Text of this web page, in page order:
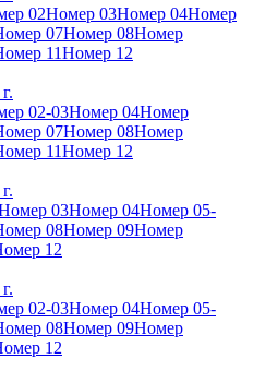
02Номер 03Номер 04Номер
07Номер 08Номер
11Номер 12
02-03Номер 04Номер
07Номер 08Номер
11Номер 12
03Номер 04Номер 05-
08Номер 09Номер
12
02-03Номер 04Номер 05-
08Номер 09Номер
12